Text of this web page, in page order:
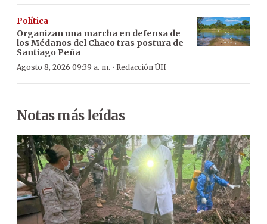
Política
Organizan una marcha en defensa de
los Médanos del Chaco tras postura de
Santiago Peña
Agosto 8, 2026 09:39 a. m. · Redacción ÚH
Notas más leídas